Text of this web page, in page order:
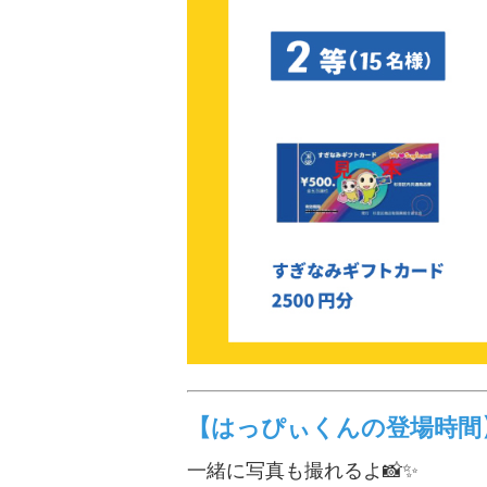
【はっぴぃくんの登場時間
一緒に写真も撮れるよ📸✨️